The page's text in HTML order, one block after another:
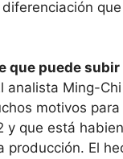
que puede
analista Ming-
motivos
y que está
producción. El